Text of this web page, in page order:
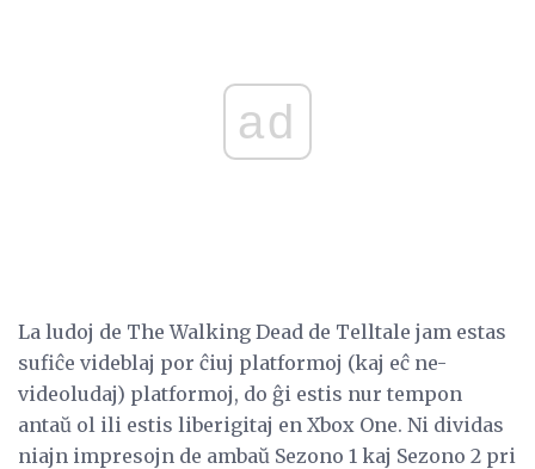
ad
La ludoj de The Walking Dead de Telltale jam estas
sufiĉe videblaj por ĉiuj platformoj (kaj eĉ ne-
videoludaj) platformoj, do ĝi estis nur tempon
antaŭ ol ili estis liberigitaj en Xbox One. Ni dividas
niajn impresojn de ambaŭ Sezono 1 kaj Sezono 2 pri